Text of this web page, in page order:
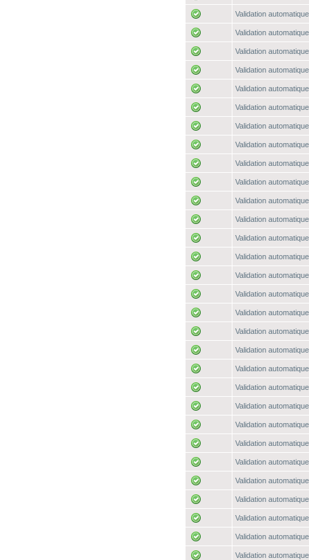
Validation
Validation
Validation
Validation
Validation
Validation
Validation
Validation
Validation
Validation
Validation
Validation
Validation
Validation
Validation
Validation
Validation
Validation
Validation
Validation
Validation
Validation
Validation
Validation
Validation
Validation
Validation
Validation
Validation
Validation